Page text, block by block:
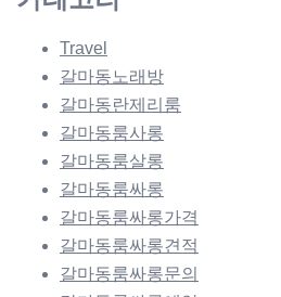
Travel
갈마동노래방
갈마동란제리룸
갈마동룸사롱
갈마동룸살롱
갈마동룸싸롱
갈마동룸싸롱가격
갈마동룸싸롱견적
갈마동룸싸롱문의